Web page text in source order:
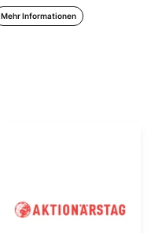
Mehr Informationen